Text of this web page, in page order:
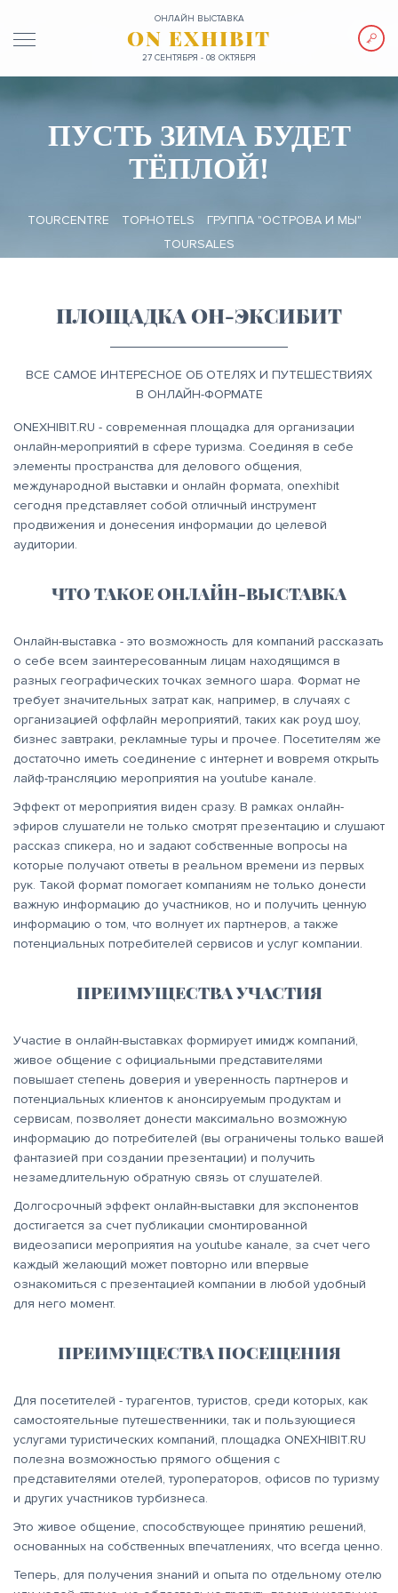
ОНЛАЙН ВЫСТАВКА
ON EXHIBIT
27 СЕНТЯБРЯ - 08 ОКТЯБРЯ
ПУСТЬ ЗИМА БУДЕТ
ТЁПЛОЙ!
TOURCENTRE TOPHOTELS
ГРУППА "ОСТРОВА И МЫ"
TOURSALES
ПЛОЩАДКА ОН-ЭКСИБИТ
ВСЕ САМОЕ ИНТЕРЕСНОЕ ОБ ОТЕЛЯХ И ПУТЕШЕСТВИЯХ
В ОНЛАЙН-ФОРМАТЕ
ONEXHIBIT.RU - современная площадка для организации
онлайн-мероприятий в сфере туризма. Соединяя в себе
элементы пространства для делового общения,
международной выставки и онлайн формата, onexhibit
сегодня представляет собой отличный инструмент
продвижения и донесения информации до целевой
аудитории.
ЧТО ТАКОЕ ОНЛАЙН-ВЫСТАВКА
Онлайн-выставка - это возможность для компаний рассказать
о себе всем заинтересованным лицам находящимся в
разных географических точках земного шара. Формат не
требует значительных затрат как, например, в случаях с
организацией оффлайн мероприятий, таких как роуд шоу,
бизнес завтраки, рекламные туры и прочее. Посетителям же
достаточно иметь соединение с интернет и вовремя открыть
лайф-трансляцию мероприятия на youtube канале.
Эффект от мероприятия виден сразу. В рамках онлайн-
эфиров слушатели не только смотрят презентацию и слушают
рассказ спикера, но и задают собственные вопросы на
которые получают ответы в реальном времени из первых
рук. Такой формат помогает компаниям не только донести
важную информацию до участников, но и получить ценную
информацию о том, что волнует их партнеров, а также
потенциальных потребителей сервисов и услуг компании.
ПРЕИМУЩЕСТВА УЧАСТИЯ
Участие в онлайн-выставках формирует имидж компаний,
живое общение с официальными представителями
повышает степень доверия и уверенность партнеров и
потенциальных клиентов к анонсируемым продуктам и
сервисам, позволяет донести максимально возможную
информацию до потребителей (вы ограничены только вашей
фантазией при создании презентации) и получить
незамедлительную обратную связь от слушателей.
Долгосрочный эффект онлайн-выставки для экспонентов
достигается за счет публикации смонтированной
видеозаписи мероприятия на youtube канале, за счет чего
каждый желающий может повторно или впервые
ознакомиться с презентацией компании в любой удобный
для него момент.
ПРЕИМУЩЕСТВА ПОСЕЩЕНИЯ
Для посетителей - турагентов, туристов, среди которых, как
самостоятельные путешественники, так и пользующиеся
услугами туристических компаний, площадка ONEXHIBIT.RU
полезна возможностью прямого общения с
представителями отелей, туроператоров, офисов по туризму
и других участников турбизнеса.
Это живое общение, способствующее принятию решений,
основанных на собственных впечатлениях, что всегда ценно.
Теперь, для получения знаний и опыта по отдельному отелю